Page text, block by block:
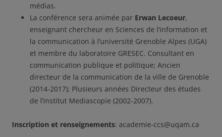
médias.
La conférence sera animée par Erwan Lecoeur,
enseignant chercheur en Sciences de l’information et
la communication à l’université Grenoble Alpes (UGA)
et membre du laboratoire GRESEC. Consultant en
communication publique et politique; Ancien
directeur de la communication de la ville de Grenoble
(2014-2017); Plusieurs années Directeur des études
de l’institut Mediascopie (2002-2007).
Inscription et renseignements: academie-ccs@uqam.ca